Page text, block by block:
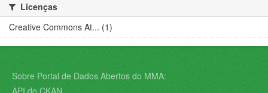
Licenças
Creative Commons At... (1)
Sobre Portal de Dados Abertos do MMA:
API do CKAN